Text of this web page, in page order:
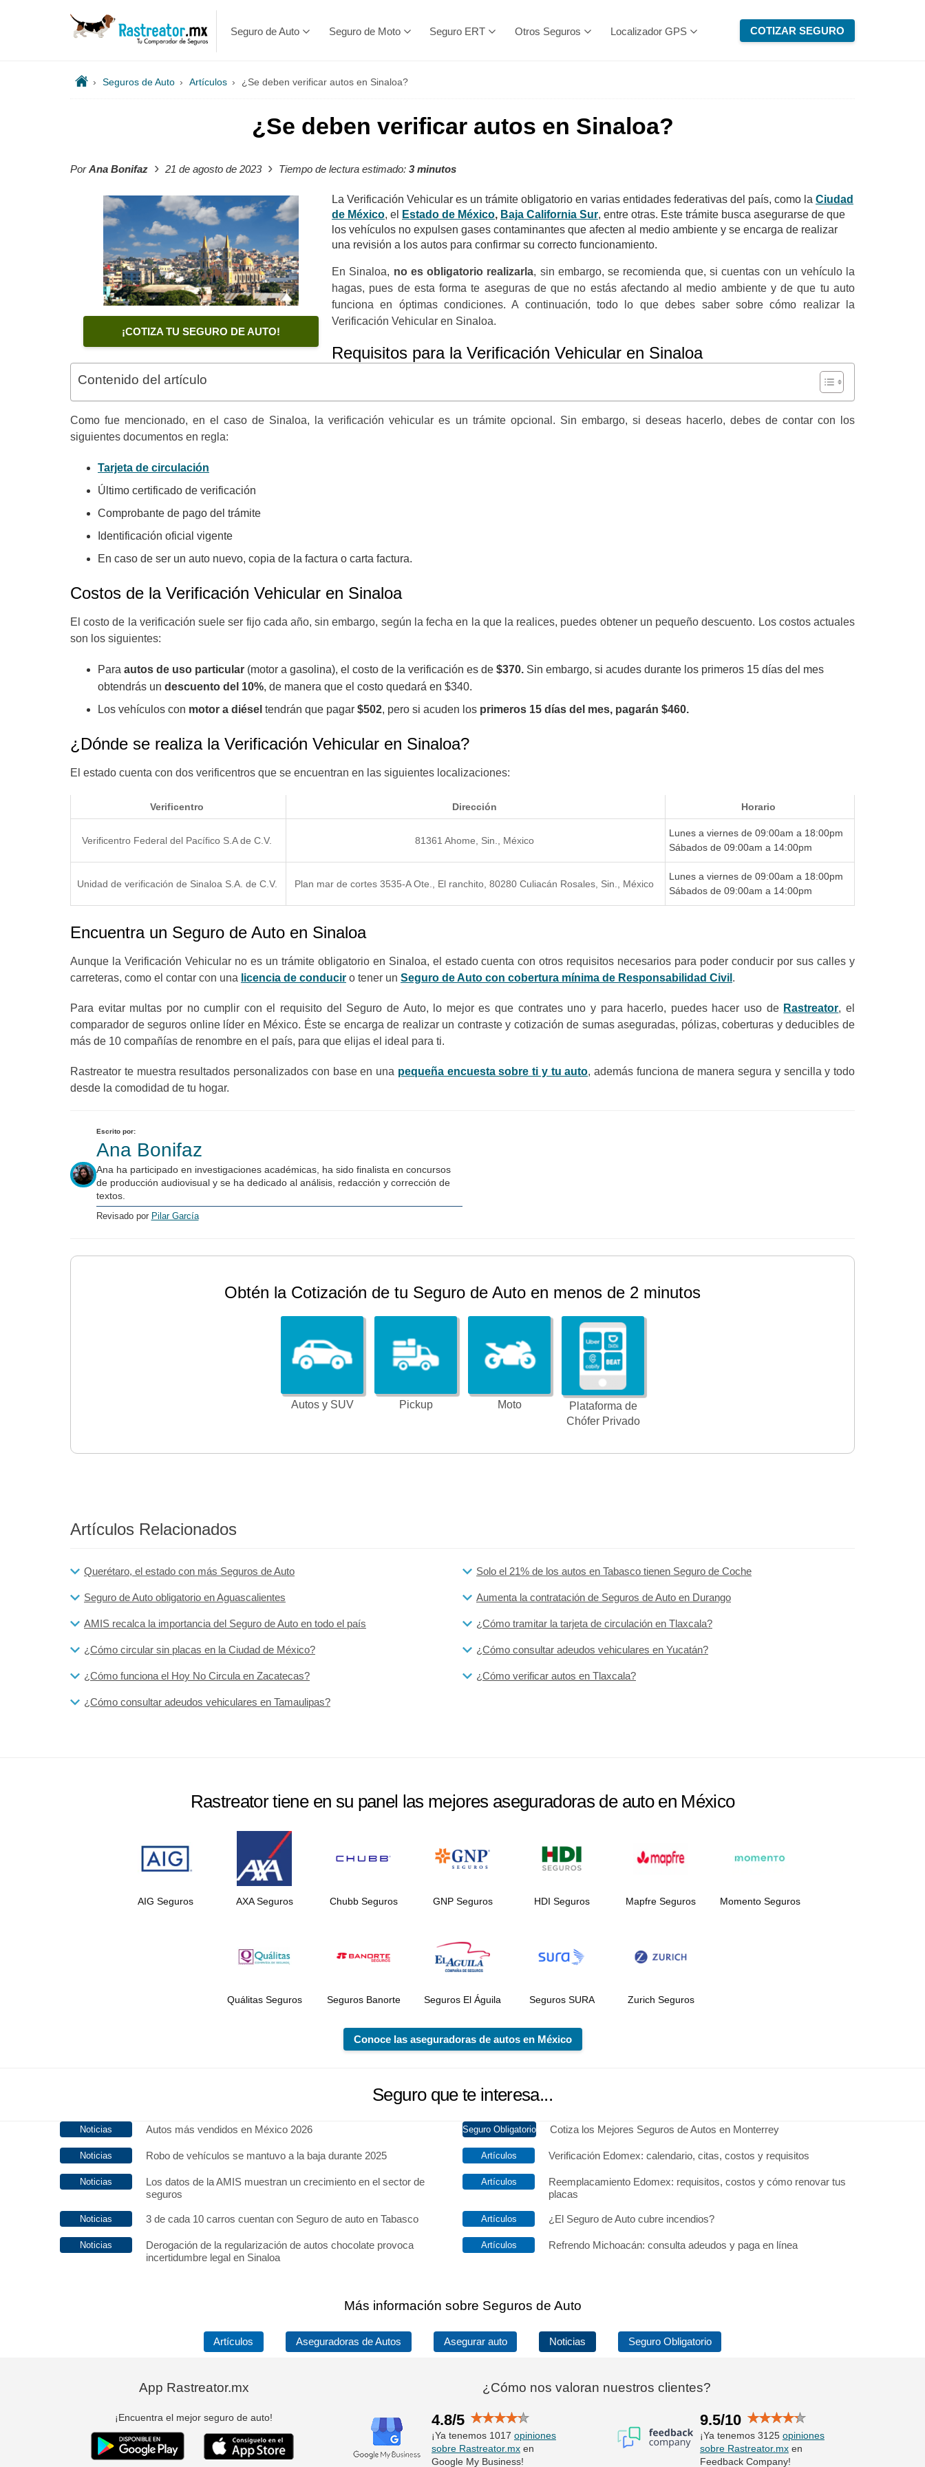
Seguro de Auto Seguro de Moto Seguro ERT Otros Seguros Localizador GPS COTIZAR SEGURO
› Seguros de Auto › Artículos › ¿Se deben verificar autos en Sinaloa?
¿Se deben verificar autos en Sinaloa?
PorAna Bonifaz › 21 de agosto de 2023 › Tiempo de lectura estimado: 3 minutos
¡COTIZA TU SEGURO DE AUTO!
La Verificación Vehicular es un trámite obligatorio en varias entidades federativas del país, como la Ciudad
de México, el Estado de México, Baja California Sur, entre otras. Este trámite busca asegurarse de que
los vehículos no expulsen gases contaminantes que afecten al medio ambiente y se encarga de realizar
una revisión a los autos para confirmar su correcto funcionamiento.
En Sinaloa, no es obligatorio realizarla, sin embargo, se recomienda que, si cuentas con un vehículo la
hagas, pues de esta forma te aseguras de que no estás afectando al medio ambiente y de que tu auto
funciona en óptimas condiciones. A continuación, todo lo que debes saber sobre cómo realizar la
Verificación Vehicular en Sinaloa.
Requisitos para la Verificación Vehicular en Sinaloa
Contenido del artículo
Como fue mencionado, en el caso de Sinaloa, la verificación vehicular es un trámite opcional. Sin embargo, si deseas hacerlo, debes de contar con los
siguientes documentos en regla:
Tarjeta de circulación
Último certificado de verificación
Comprobante de pago del trámite
Identificación oficial vigente
En caso de ser un auto nuevo, copia de la factura o carta factura.
Costos de la Verificación Vehicular en Sinaloa
El costo de la verificación suele ser fijo cada año, sin embargo, según la fecha en la que la realices, puedes obtener un pequeño descuento. Los costos actuales
son los siguientes:
Para autos de uso particular (motor a gasolina), el costo de la verificación es de $370. Sin embargo, si acudes durante los primeros 15 días del mes
obtendrás un descuento del 10%, de manera que el costo quedará en $340.
Los vehículos con motor a diésel tendrán que pagar $502, pero si acuden los primeros 15 días del mes, pagarán $460.
¿Dónde se realiza la Verificación Vehicular en Sinaloa?
El estado cuenta con dos verificentros que se encuentran en las siguientes localizaciones:
Verificentro Dirección Horario
Verificentro Federal del Pacífico S.A de C.V. 81361 Ahome, Sin., México
Lunes a viernes de 09:00am a 18:00pm
Sábados de 09:00am a 14:00pm
Unidad de verificación de Sinaloa S.A. de C.V. Plan mar de cortes 3535-A Ote., El ranchito, 80280 Culiacán Rosales, Sin., México
Lunes a viernes de 09:00am a 18:00pm
Sábados de 09:00am a 14:00pm
Encuentra un Seguro de Auto en Sinaloa
Aunque la Verificación Vehicular no es un trámite obligatorio en Sinaloa, el estado cuenta con otros requisitos necesarios para poder conducir por sus calles y
carreteras, como el contar con una licencia de conducir o tener un Seguro de Auto con cobertura mínima de Responsabilidad Civil .
Para evitar multas por no cumplir con el requisito del Seguro de Auto, lo mejor es que contrates uno y para hacerlo, puedes hacer uso de Rastreator, el
comparador de seguros online líder en México. Éste se encarga de realizar un contraste y cotización de sumas aseguradas, pólizas, coberturas y deducibles de
más de 10 compañías de renombre en el país, para que elijas el ideal para ti.
Rastreator te muestra resultados personalizados con base en una pequeña encuesta sobre ti y tu auto, además funciona de manera segura y sencilla y todo
desde la comodidad de tu hogar.
Escrito por:
Ana Bonifaz
Ana ha participado en investigaciones académicas, ha sido finalista en concursos
de producción audiovisual y se ha dedicado al análisis, redacción y corrección de
textos.
Revisado por Pilar García
Obtén la Cotización de tu Seguro de Auto en menos de 2 minutos
Autos y SUV Pickup Moto
Plataforma de
Chófer Privado
Artículos Relacionados
Querétaro, el estado con más Seguros de Auto Solo el 21% de los autos en Tabasco tienen Seguro de Coche
Seguro de Auto obligatorio en Aguascalientes Aumenta la contratación de Seguros de Auto en Durango
AMIS recalca la importancia del Seguro de Auto en todo el país ¿Cómo tramitar la tarjeta de circulación en Tlaxcala?
¿Cómo circular sin placas en la Ciudad de México? ¿Cómo consultar adeudos vehiculares en Yucatán?
¿Cómo funciona el Hoy No Circula en Zacatecas? ¿Cómo verificar autos en Tlaxcala?
¿Cómo consultar adeudos vehiculares en Tamaulipas?
Rastreator tiene en su panel las mejores aseguradoras de auto en México
AIG Seguros AXA Seguros Chubb Seguros GNP Seguros HDI Seguros Mapfre Seguros Momento Seguros
Quálitas Seguros Seguros Banorte Seguros El Águila Seguros SURA Zurich Seguros
Conoce las aseguradoras de autos en México
Seguro que te interesa...
Autos más vendidos en México 2026
Robo de vehículos se mantuvo a la baja durante 2025
Los datos de la AMIS muestran un crecimiento en el sector de
seguros
3 de cada 10 carros cuentan con Seguro de auto en Tabasco
Derogación de la regularización de autos chocolate provoca
incertidumbre legal en Sinaloa
Cotiza los Mejores Seguros de Autos en Monterrey
Verificación Edomex: calendario, citas, costos y requisitos
Reemplacamiento Edomex: requisitos, costos y cómo renovar tus
placas
¿El Seguro de Auto cubre incendios?
Refrendo Michoacán: consulta adeudos y paga en línea
Más información sobre Seguros de Auto
Artículos Aseguradoras de Autos Asegurar auto Noticias Seguro Obligatorio
App Rastreator.mx
¡Encuentra el mejor seguro de auto!
¿Cómo nos valoran nuestros clientes?
4.8/5
¡Ya tenemos 1017 opiniones
sobre Rastreator.mxen
Google My Business!
9.5/10
¡Ya tenemos 3125 opiniones
sobre Rastreator.mxen
Feedback Company!